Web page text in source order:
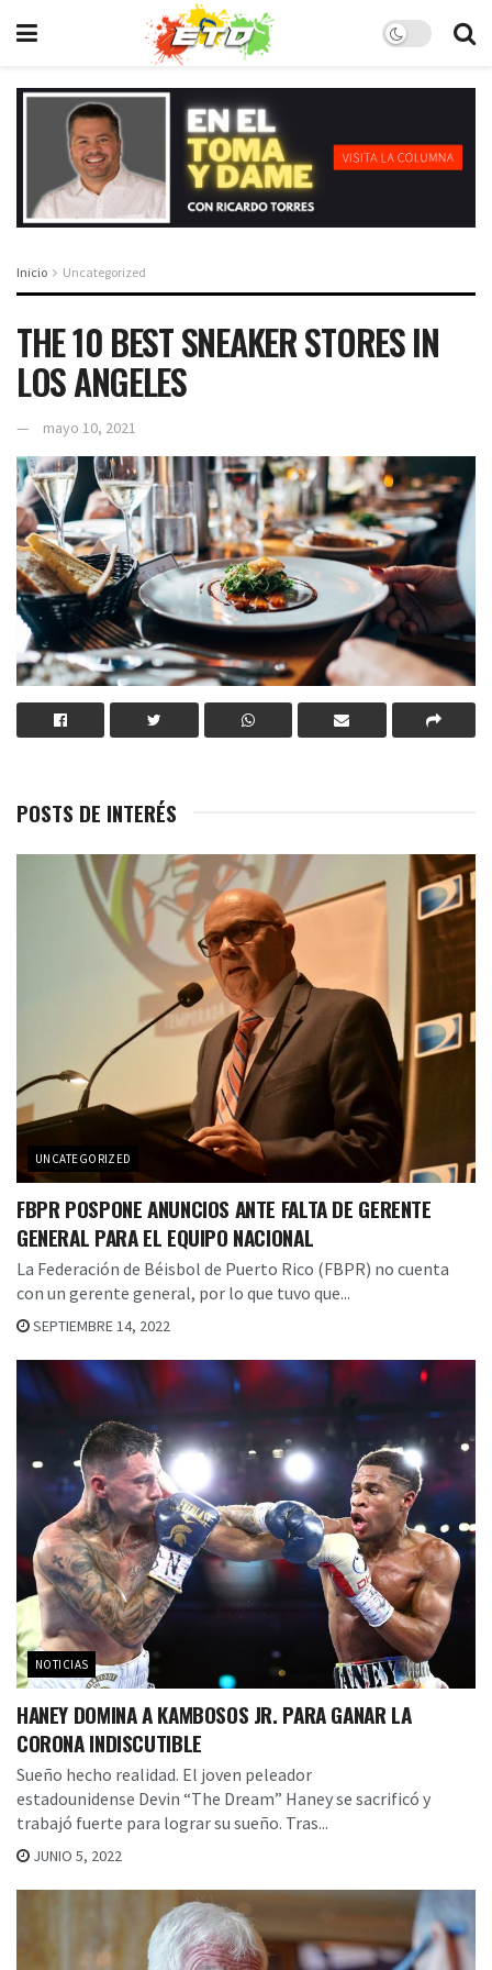
Inicio Uncategorized
THE 10 BEST SNEAKER STORES IN
LOS ANGELES
mayo 10, 2021
POSTS DE INTERÉS
UNCATEGORIZED
FBPR POSPONE ANUNCIOS ANTE FALTA DE GERENTE
GENERAL PARA EL EQUIPO NACIONAL
La Federación de Béisbol de Puerto Rico (FBPR) no cuenta
con un gerente general, por lo que tuvo que...
SEPTIEMBRE 14, 2022
NOTICIAS
HANEY DOMINA A KAMBOSOS JR. PARA GANAR LA
CORONA INDISCUTIBLE
Sueño hecho realidad. El joven peleador
estadounidense Devin “The Dream” Haney se sacrificó y
trabajó fuerte para lograr su sueño. Tras...
JUNIO 5, 2022